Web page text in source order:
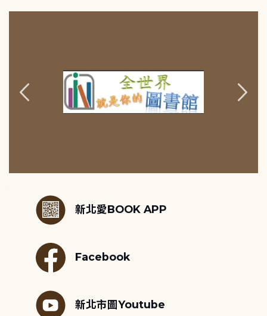
新北愛BOOK APP
Facebook
新北市圖Youtube